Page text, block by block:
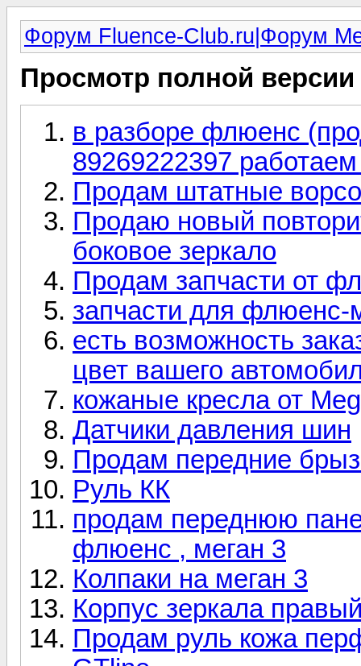
Форум Fluence-Club.ru|Форум
Просмотр полной
в разборе флюенс
89269222397
Продам штатные
Продаю новый
боковое зеркало
Продам запчасти от
запчасти для флюенс-
есть возможность
цвет вашего
кожаные кресла от
Датчики давления шин
Продам передние
Руль КК
продам переднюю
флюенс , меган 3
Колпаки на меган 3
Корпус зеркала
Продам руль кожа